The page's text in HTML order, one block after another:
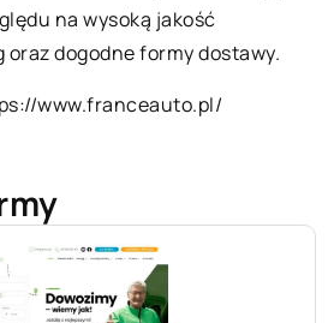
na wysoką jakość
oraz dogodne formy dostawy.
www.franceauto.pl/